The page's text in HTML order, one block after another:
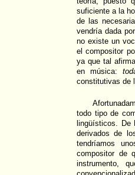
suficiente a la
de las
vendría dada
no existe un
el compositor
ya que tal
en música:
constitutivas de
todo tipo de
lingüísticos. De
derivados de
tendríamos
compositor de
instrumento,